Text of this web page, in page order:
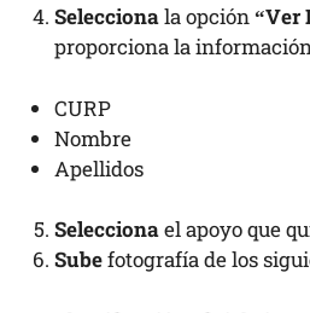
Seleccionala opción“Ver
proporciona la
CURP
Nombre
Apellidos
Seleccionael apoyo que
Subefotografía de los